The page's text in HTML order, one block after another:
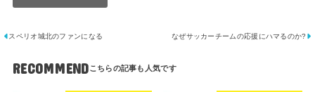
スペリオ城北のファンになる なぜサッカーチームの応援にハマるのか?
RECOMMEND